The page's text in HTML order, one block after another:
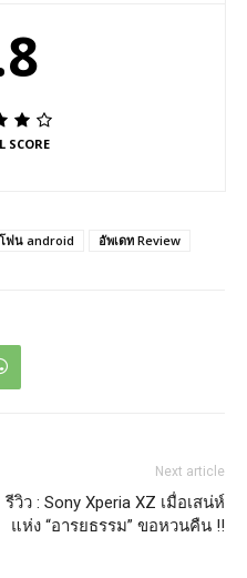
SCORE
ฟน android อัพเดท Review
Next article
รีวิว : Sony Xperia XZ เมื่อเสน่ห์
แห่ง “อารยธรรม” ขอหวนคืน !!